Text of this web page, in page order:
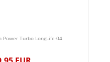
Turbo LongLife-04